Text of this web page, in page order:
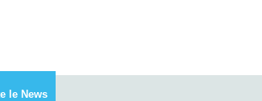
le News